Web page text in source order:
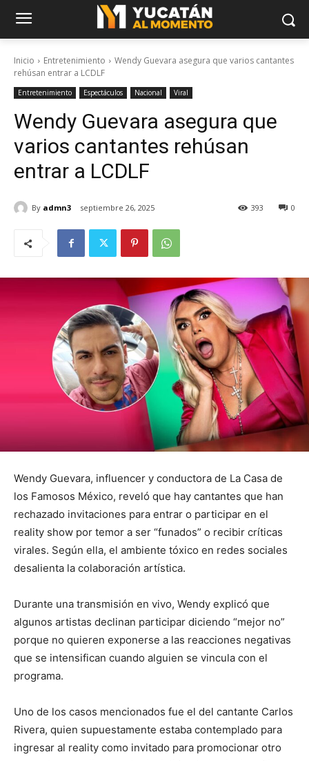
Inicio Entretenimiento
Wendy Guevara asegura que varios cantantes
rehúsan entrar a LCDLF
Entretenimiento Espectáculos Nacional Viral
Wendy Guevara asegura que
varios cantantes rehúsan
entrar a LCDLF
By admn3 septiembre 26, 2025 0
393
Wendy Guevara, influencer y conductora de La Casa de
los Famosos México, reveló que hay cantantes que han
rechazado invitaciones para entrar o participar en el
reality show por temor a ser “funados” o recibir críticas
virales. Según ella, el ambiente tóxico en redes sociales
desalienta la colaboración artística.
Durante una transmisión en vivo, Wendy explicó que
algunos artistas declinan participar diciendo “mejor no”
porque no quieren exponerse a las reacciones negativas
que se intensifican cuando alguien se vincula con el
programa.
Uno de los casos mencionados fue el del cantante Carlos
Rivera, quien supuestamente estaba contemplado para
ingresar al reality como invitado para promocionar otro